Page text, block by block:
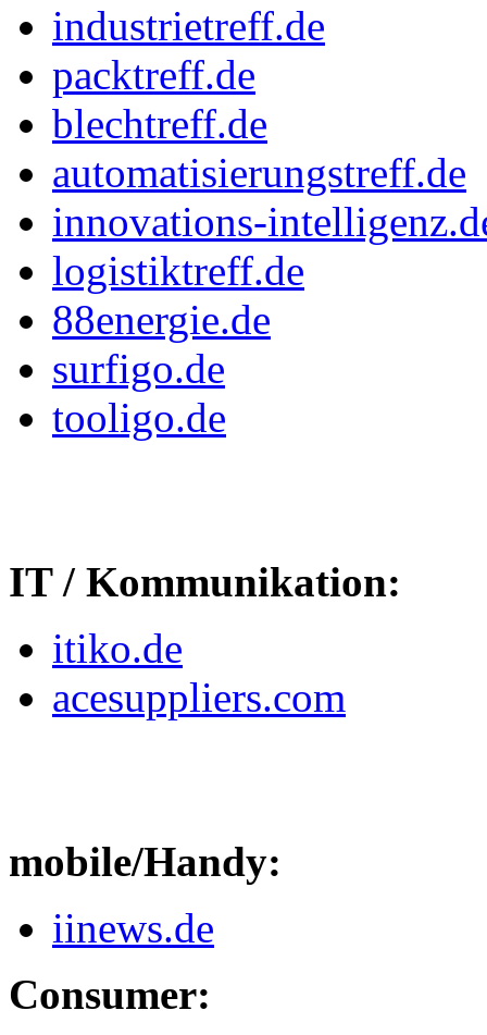
industrietreff.de
packtreff.de
blechtreff.de
automatisierungstreff.de
innovations-
logistiktreff.de
88energie.de
surfigo.de
tooligo.de
IT / Kommunikation:
itiko.de
acesuppliers.com
mobile/Handy:
iinews.de
Consumer: